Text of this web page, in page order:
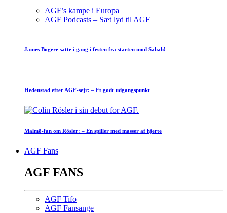
AGF’s kampe i Europa
AGF Podcasts – Sæt lyd til AGF
James Bogere satte i gang i festen fra starten mod Sabah!
Hedenstad efter AGF-sejr: – Et godt udgangspunkt
Malmö-fan om Rösler: – En spiller med masser af hjerte
AGF Fans
AGF FANS
AGF Tifo
AGF Fansange